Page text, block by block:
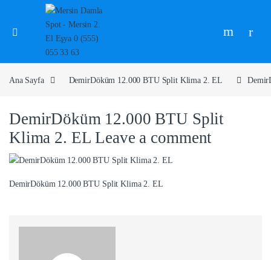
Ana Sayfa DemirDöküm 12.000 BTU Split Klima 2. EL
DemirDöküm 12.000 BTU Split
Klima 2. ELLeave a comment
DemirDöküm 12.000 BTU Split Klima 2. EL